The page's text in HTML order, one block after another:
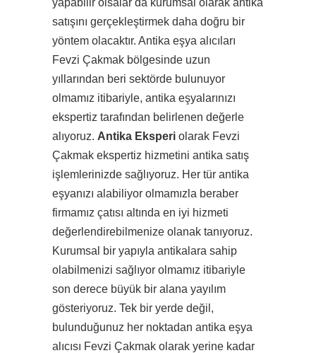
yapabilir olsalar da kurumsal olarak antika
satışını gerçekleştirmek daha doğru bir
yöntem olacaktır. Antika eşya alıcıları
Fevzi Çakmak bölgesinde uzun
yıllarından beri sektörde bulunuyor
olmamız itibariyle, antika eşyalarınızı
ekspertiz tarafından belirlenen değerle
alıyoruz. Antika Eksperi olarak Fevzi
Çakmak ekspertiz hizmetini antika satış
işlemlerinizde sağlıyoruz. Her tür antika
eşyanızı alabiliyor olmamızla beraber
firmamız çatısı altında en iyi hizmeti
değerlendirebilmenize olanak tanıyoruz.
Kurumsal bir yapıyla antikalara sahip
olabilmenizi sağlıyor olmamız itibariyle
son derece büyük bir alana yayılım
gösteriyoruz. Tek bir yerde değil,
bulunduğunuz her noktadan antika eşya
alıcısı Fevzi Çakmak olarak yerine kadar